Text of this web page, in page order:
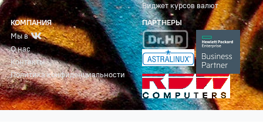
Виджет курсов валют
КОМПАНИЯ
Мы в
О нас
Контакты
Политика конфиденциальности
ПАРТНЕРЫ